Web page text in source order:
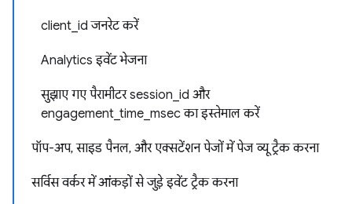
client_id जनरेट करें
Analytics इवेंट भेजना
सुझाए गए पैरामीटर session_id और
engagement_time_msec का इस्तेमाल करें
पॉप-अप, साइड पैनल, और एक्सटेंशन पेजों में पेज व्यू ट्रैक करना
सर्विस वर्कर में आंकड़ों से जुड़े इवेंट ट्रैक करना